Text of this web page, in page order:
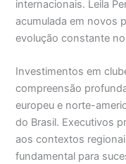
internacionais. Leila
acumulada em novos
evolução constante
Investimentos em
compreensão
europeu e norte-
do Brasil. Executivos
aos contextos
fundamental para